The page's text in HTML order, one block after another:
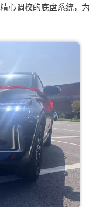
心调校的底盘系统，为